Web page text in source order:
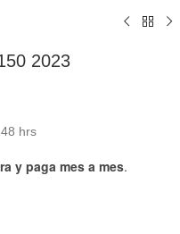
2023
hrs
y paga mes a mes.